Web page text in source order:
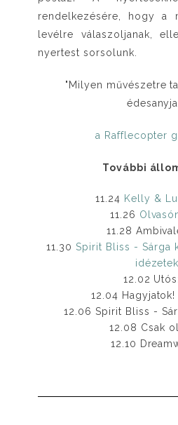
rendelkezésére, hogy a
levélre válaszoljanak,
nyertest sorsolunk.
"Milyen művészetre
a Rafflecopter
További
11.24 Kelly &
11.26
11.28
11.30Spirit Bliss - Sárga
idézetek
12.02
12.04 Hagyjatok!
12.06 Spirit Bliss -
12.08 Csak
12.10